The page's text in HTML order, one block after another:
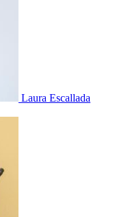
Laura Escallada